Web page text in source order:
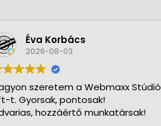
Éva Korbács
2026-08-03
szeretem a Webmaxx Stúdió
t. Gyorsak, pontosak!
hozzáértő munkatársak!